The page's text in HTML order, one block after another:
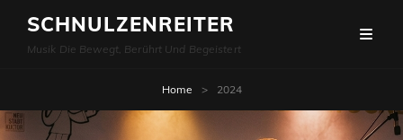
SCHNULZENREITER
Musik Die Bewegt, Berührt Und Begeistert
Home > 2024